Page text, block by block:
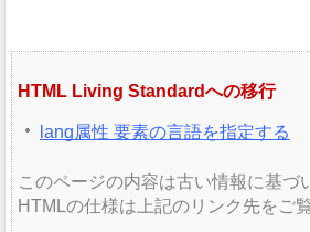
HTML Living Standardへの移行
lang属性 要素の言語を指定する
このページの内容は古い情報に基づ
HTMLの仕様は上記のリンク先をご